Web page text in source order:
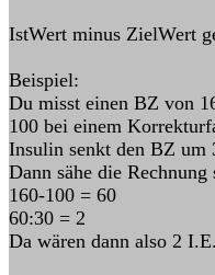
IstWert minus ZielWert
Beispiel:
Du misst einen BZ von
100 bei einem
Insulin senkt den BZ um
Dann sähe die Rechnung
160-100 = 60
60:30 = 2
Da wären dann also 2